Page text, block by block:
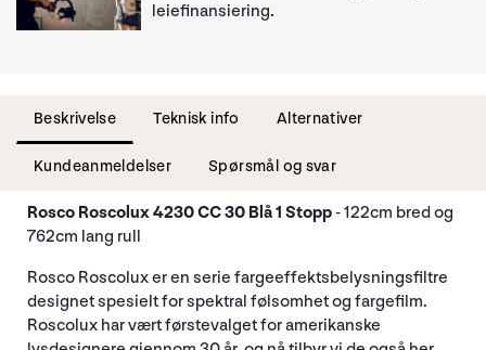
leiefinansiering.
Beskrivelse Teknisk info Alternativer
Kundeanmeldelser Spørsmål og svar
Rosco Roscolux 4230 CC 30 Blå 1 Stopp- 122cm bred og
762cm lang rull
Rosco Roscolux er en serie fargeeffektsbelysningsfiltre
designet spesielt for spektral følsomhet og fargefilm.
Roscolux har vært førstevalget for amerikanske